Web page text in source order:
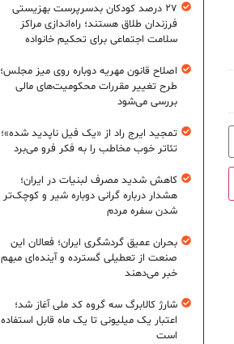
۲۷ درصد کودکان بدسرپرست بهزیستی
فرزندان طلاق هستند؛ راه‌اندازی مراکز
سلامت اجتماعی برای تحکیم خانواده
اصلاح قانون مهریه دوباره روی میز مجلس؛
طرح تغییر مقررات محکومیت‌های مالی
بررسی می‌شود
تمجید ایرج راد از «یک فیل ناپدید شده»؛
تئاتر خوب مخاطب را به فکر فرو می‌برد
کاهش شدید مصرف لبنیات در ایران؛
هشدار درباره گرانی دوباره شیر و کوچک‌تر
شدن سفره مردم
بحران عمیق گردشگری ایران؛ فعالان این
صنعت از تعطیلی گسترده و آینده‌ای مبهم
خبر می‌دهند
شارژ کالابرگ سه گروه کد ملی آغاز شد؛
اعتبار یک میلیونی تا یک ماه قابل استفاده
است